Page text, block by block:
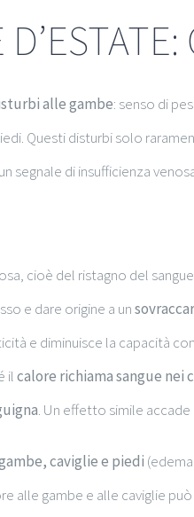
alle gambe: senso di
Questi disturbi solo
segnale di insufficienza
cioè del ristagno del
e dare origine a un
e diminuisce la capacità
ilcalore richiama sangue nei
. Un effetto simile
caviglie e piedi
alle gambe e alle caviglie